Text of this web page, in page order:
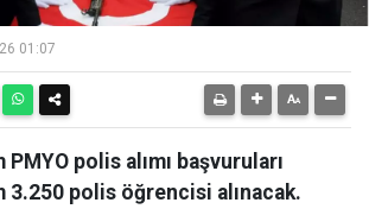
01:07
PMYO polis alımı başvuruları
3.250 polis öğrencisi alınacak.